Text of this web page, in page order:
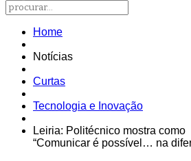
Home
Notícias
Curtas
Tecnologia e Inovação
Leiria: Politécnico mostra como
“Comunicar é possível… na